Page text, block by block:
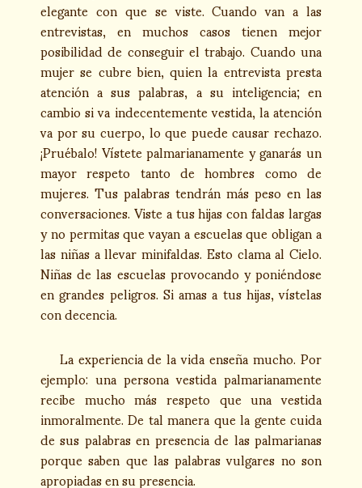
elegante con que se viste. Cuando van a las
entrevistas, en muchos casos tienen mejor
posibilidad de conseguir el trabajo. Cuando una
mujer se cubre bien, quien la entrevista presta
atención a sus palabras, a su inteligencia; en
cambio si va indecentemente vestida, la atención
va por su cuerpo, lo que puede causar rechazo.
¡Pruébalo! Vístete palmarianamente y ganarás un
mayor respeto tanto de hombres como de
mujeres. Tus palabras tendrán más peso en las
conversaciones. Viste a tus hijas con faldas largas
y no permitas que vayan a escuelas que obligan a
las niñas a llevar minifaldas. Esto clama al Cielo.
Niñas de las escuelas provocando y poniéndose
en grandes peligros. Si amas a tus hijas, vístelas
con decencia.
La experiencia de la vida enseña mucho. Por
ejemplo: una persona vestida palmarianamente
recibe mucho más respeto que una vestida
inmoralmente. De tal manera que la gente cuida
de sus palabras en presencia de las palmarianas
porque saben que las palabras vulgares no son
apropiadas en su presencia.